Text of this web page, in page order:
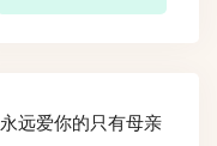
永远爱你的只有母亲